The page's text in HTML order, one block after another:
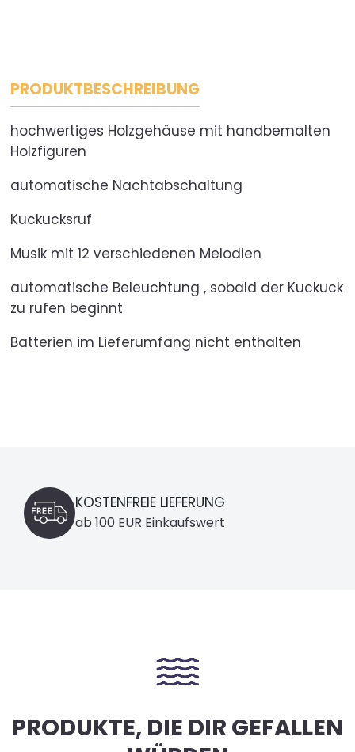
PRODUKTBESCHREIBUNG
hochwertiges Holzgehäuse mit handbemalten
Holzfiguren
automatische Nachtabschaltung
Kuckucksruf
Musik mit 12 verschiedenen Melodien
automatische Beleuchtung , sobald der Kuckuck
zu rufen beginnt
Batterien im Lieferumfang nicht enthalten
KOSTENFREIE LIEFERUNG
ab 100 EUR Einkaufswert
PRODUKTE, DIE DIR GEFALLEN